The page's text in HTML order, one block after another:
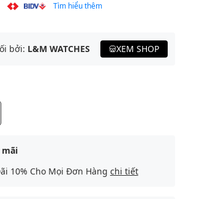
Tìm hiểu thêm
bởi: L&M WATCHES XEM SHOP
mãi
10% Cho Mọi Đơn Hàng chi tiết